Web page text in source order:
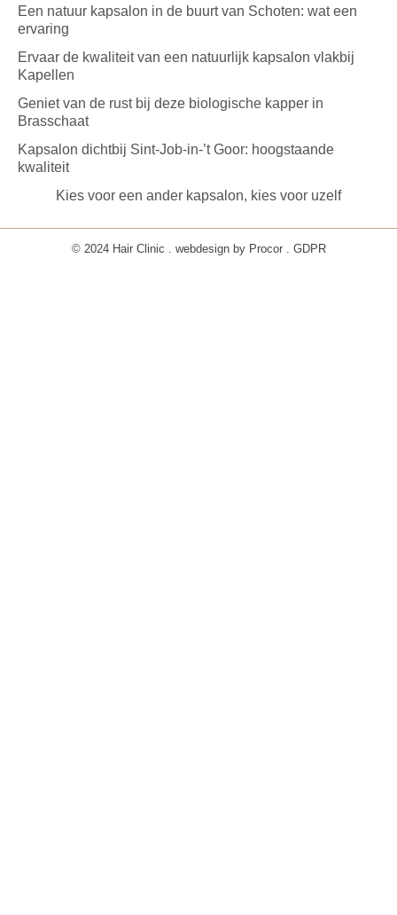
Een natuur kapsalon in de buurt van Schoten: wat een
ervaring
Ervaar de kwaliteit van een natuurlijk kapsalon vlakbij
Kapellen
Geniet van de rust bij deze biologische kapper in
Brasschaat
Kapsalon dichtbij Sint-Job-in-’t Goor: hoogstaande
kwaliteit
Kies voor een ander kapsalon, kies voor uzelf
© 2024 Hair Clinic . webdesign by Procor. GDPR